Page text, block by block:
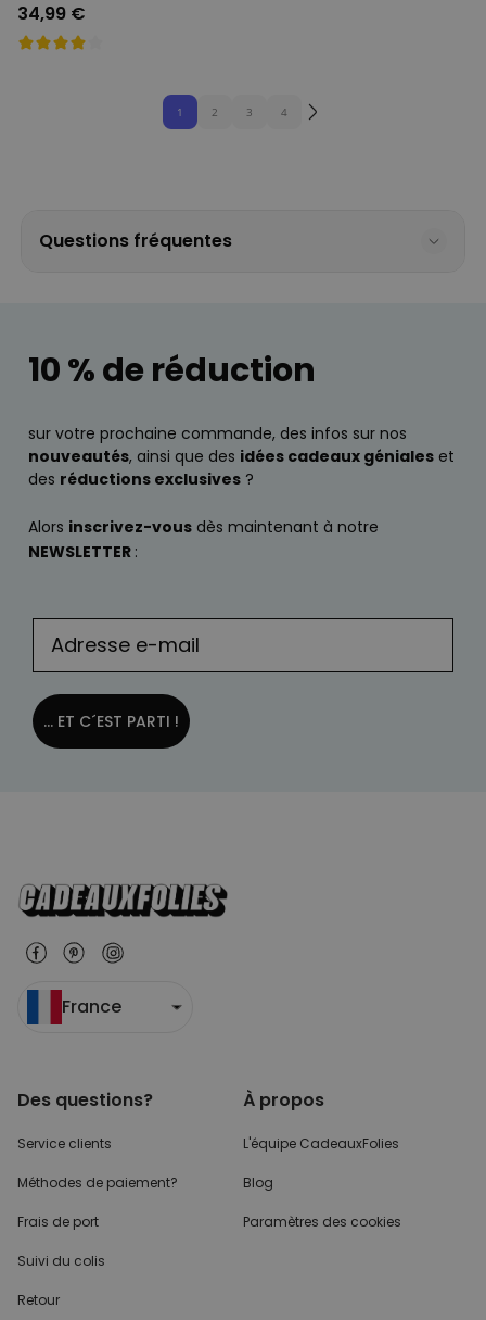
34,99 €
1 2 3 4
Questions fréquentes
10 % de réduction
sur votre prochaine commande, des infos sur nos
nouveautés, ainsi que des idées cadeaux géniales et
des réductions exclusives ?
Alors inscrivez-vous dès maintenant à notre
NEWSLETTER :
... ET C´EST PARTI !
France
Des questions?
Service clients
Méthodes de paiement?
Frais de port
Suivi du colis
Retour
À propos
L'équipe CadeauxFolies
Blog
Paramètres des cookies